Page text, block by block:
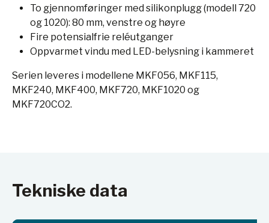
To gjennomføringer med silikonplugg (modell 720
og 1020): 80 mm, venstre og høyre
Fire potensialfrie reléutganger
Oppvarmet vindu med LED-belysning i kammeret
Serien leveres i modellene MKF056, MKF115,
MKF240, MKF400, MKF720, MKF1020 og
MKF720CO2.
Tekniske data